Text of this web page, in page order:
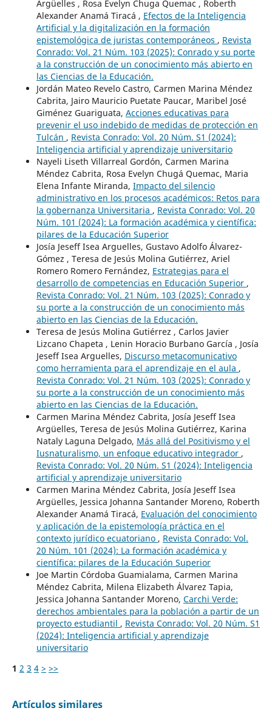
Argüelles , Rosa Evelyn Chuga Quemac , Roberth
Alexander Anamá Tiracá , Efectos de la Inteligencia
Artificial y la digitalización en la formación
epistemológica de juristas contemporáneos , Revista
Conrado: Vol. 21 Núm. 103 (2025): Conrado y su porte
a la construcción de un conocimiento más abierto en
las Ciencias de la Educación.
Jordán Mateo Revelo Castro, Carmen Marina Méndez
Cabrita, Jairo Mauricio Puetate Paucar, Maribel José
Giménez Guariguata, Acciones educativas para
prevenir el uso indebido de medidas de protección en
Tulcán , Revista Conrado: Vol. 20 Núm. S1 (2024):
Inteligencia artificial y aprendizaje universitario
Nayeli Liseth Villarreal Gordón, Carmen Marina
Méndez Cabrita, Rosa Evelyn Chugá Quemac, Maria
Elena Infante Miranda, Impacto del silencio
administrativo en los procesos académicos: Retos para
la gobernanza Universitaria , Revista Conrado: Vol. 20
Núm. 101 (2024): La formación académica y científica:
pilares de la Educación Superior
Josía Jeseff Isea Arguelles, Gustavo Adolfo Álvarez-
Gómez , Teresa de Jesús Molina Gutiérrez, Ariel
Romero Romero Fernández, Estrategias para el
desarrollo de competencias en Educación Superior ,
Revista Conrado: Vol. 21 Núm. 103 (2025): Conrado y
su porte a la construcción de un conocimiento más
abierto en las Ciencias de la Educación.
Teresa de Jesús Molina Gutiérrez , Carlos Javier
Lizcano Chapeta , Lenin Horacio Burbano García , Josía
Jeseff Isea Arguelles, Discurso metacomunicativo
como herramienta para el aprendizaje en el aula ,
Revista Conrado: Vol. 21 Núm. 103 (2025): Conrado y
su porte a la construcción de un conocimiento más
abierto en las Ciencias de la Educación.
Carmen Marina Méndez Cabrita, Josía Jeseff Isea
Argüelles, Teresa de Jesús Molina Gutiérrez, Karina
Nataly Laguna Delgado, Más allá del Positivismo y el
Iusnaturalismo, un enfoque educativo integrador ,
Revista Conrado: Vol. 20 Núm. S1 (2024): Inteligencia
artificial y aprendizaje universitario
Carmen Marina Méndez Cabrita, Josía Jeseff Isea
Argüelles, Jessica Johanna Santander Moreno, Roberth
Alexander Anamá Tiracá, Evaluación del conocimiento
y aplicación de la epistemología práctica en el
contexto jurídico ecuatoriano , Revista Conrado: Vol.
20 Núm. 101 (2024): La formación académica y
científica: pilares de la Educación Superior
Joe Martin Córdoba Guamialama, Carmen Marina
Méndez Cabrita, Milena Elizabeth Álvarez Tapia,
Jessica Johanna Santander Moreno, Carchi Verde:
derechos ambientales para la población a partir de un
proyecto estudiantil , Revista Conrado: Vol. 20 Núm. S1
(2024): Inteligencia artificial y aprendizaje
universitario
1 2 3 4 > >>
Artículos similares